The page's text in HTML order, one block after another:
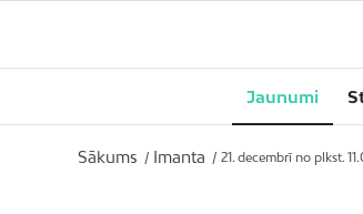
Jaunumi
Sākums / Imanta / 21. decembrī no plkst.